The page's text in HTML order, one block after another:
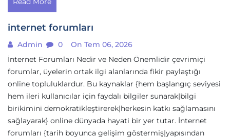
internet forumları
Admin 0
On Tem 06, 2026
İnternet Forumları Nedir ve Neden Önemlidir çevrimiçi
forumlar, üyelerin ortak ilgi alanlarında fikir paylaştığı
online topluluklardur. Bu kaynaklar {hem başlangıç seviyesi
hem ileri kullanıcılar için faydalı bilgiler sunarak|bilgi
birikimini demokratikleştirerek|herkesin katkı sağlamasını
sağlayarak} online dünyada hayati bir yer tutar. İnternet
forumları {tarih boyunca gelişim göstermiş|yapısından